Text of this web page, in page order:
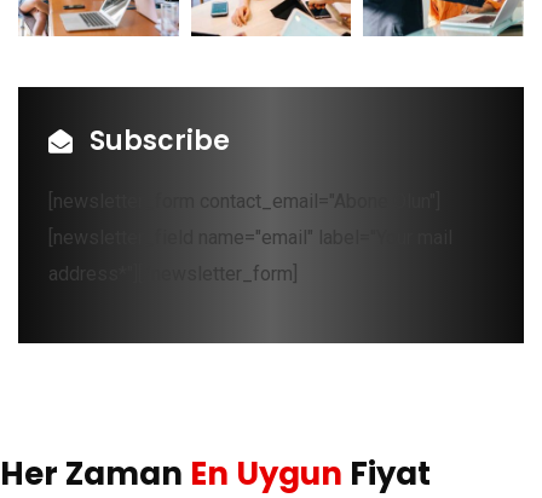
Subscribe
[newsletter_form contact_email="Abone Olun"]
[newsletter_field name="email" label="Your mail
address*"][/newsletter_form]
Her Zaman En Uygun Fiyat